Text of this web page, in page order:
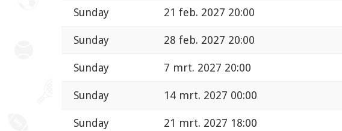
Sunday 21 feb. 2027 20:00
Sunday 28 feb. 2027 20:00
Sunday 7 mrt. 2027 20:00
Sunday 14 mrt. 2027 00:00
Sunday 21 mrt. 2027 18:00